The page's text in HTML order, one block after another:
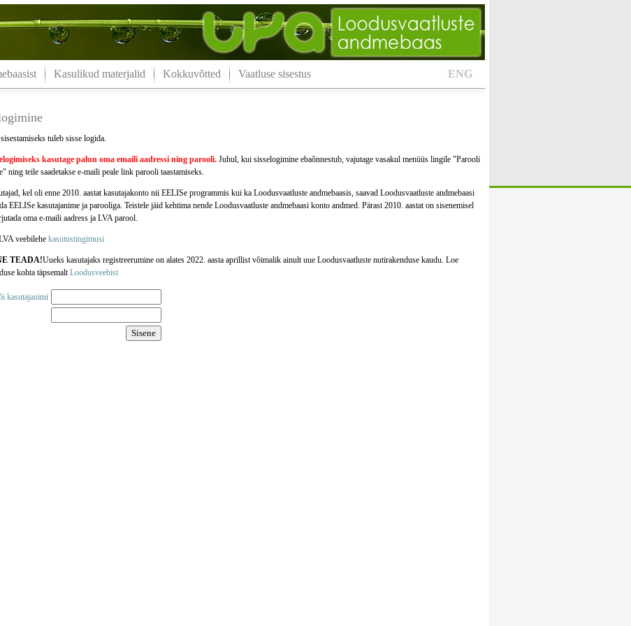
ENG
Kasulikud materjalid Kokkuvõtted Vaatluse sisestus
tuleb sisse logida.
kasutage palun oma emaili aadressining parooli.Juhul, kui sisselogimine ebaõnnestub, vajutage vasakul menüüs lingile "Parooli
ning teile saadetakse e-maili peale link parooli taastamiseks.
kel oli enne 2010. aastat kasutajakonto nii EELISe programmis kui ka Loodusvaatluste andmebaasis, saavad Loodusvaatluste andmebaasi
EELISe kasutajanime ja parooliga. Teistele jäid kehtima nende Loodusvaatluste andmebaasi konto andmed. Pärast 2010. aastat on sisenemisel
oma e-maili aadress ja LVA parool.
veebilehe kasutustingimusi
TEADA!Uueks kasutajaks registreerumine on alates 2022. aasta aprillist võimalik ainult uue Loodusvaatluste nutirakenduse kaudu. Loe
kohta täpsemaltLoodusveebist
kasutajanimi